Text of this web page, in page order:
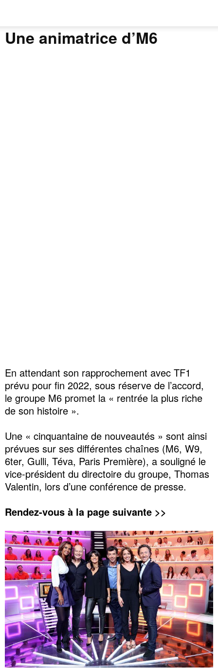
Une animatrice d’M6
En attendant son rapprochement avec TF1
prévu pour fin 2022, sous réserve de l’accord,
le groupe M6 promet la « rentrée la plus riche
de son histoire ».
Une « cinquantaine de nouveautés » sont ainsi
prévues sur ses différentes chaînes (M6, W9,
6ter, Gulli, Téva, Paris Première), a souligné le
vice-président du directoire du groupe, Thomas
Valentin, lors d’une conférence de presse.
Rendez-vous à la page suivante >>